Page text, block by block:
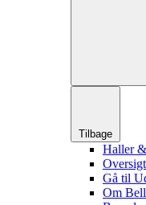
Tilbage
Haller
Gå til
Om